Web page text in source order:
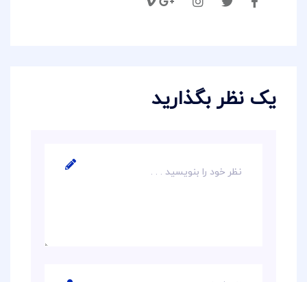
یک نظر بگذارید